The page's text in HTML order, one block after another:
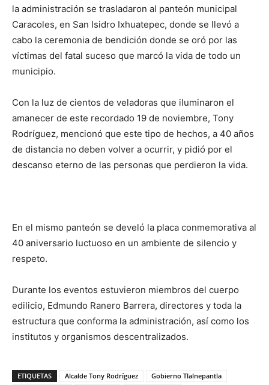
la administración se trasladaron al panteón municipal
Caracoles, en San Isidro Ixhuatepec, donde se llevó a
cabo la ceremonia de bendición donde se oró por las
víctimas del fatal suceso que marcó la vida de todo un
municipio.
Con la luz de cientos de veladoras que iluminaron el
amanecer de este recordado 19 de noviembre, Tony
Rodríguez, mencionó que este tipo de hechos, a 40 años
de distancia no deben volver a ocurrir, y pidió por el
descanso eterno de las personas que perdieron la vida.
En el mismo panteón se develó la placa conmemorativa al
40 aniversario luctuoso en un ambiente de silencio y
respeto.
Durante los eventos estuvieron miembros del cuerpo
edilicio, Edmundo Ranero Barrera, directores y toda la
estructura que conforma la administración, así como los
institutos y organismos descentralizados.
ETIQUETAS Alcalde Tony Rodríguez
Gobierno Tlalnepantla